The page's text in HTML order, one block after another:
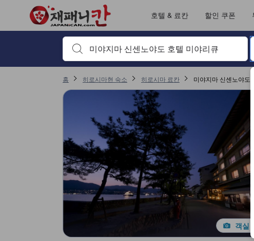
호텔 & 료칸 할인 쿠폰
검색하고 싶은 키워드나 숙소명을 입력하고 방향키나 탭 키를
홈 히로시마현 숙소 히로시마 료칸 미야지마 신센노야도
객실
재패니칸의 모든 이용후기는 숙소 이용후기 작성 전 숙소 예약에서부터 체크
출입/접근 서비스 평점 5점 만점에 4.8점. 히로시마 기준 높은 평점
위치 평점 5점 만점에 4.5점. 히로시마 기준 높은 평점
서비스 평점 5점 만점에 4.2점. 히로시마 기준 높은 평점
객실의 편안함 및 쾌적함 평점 5점 만점에 3.9점. 히로시마 기준 높은 평점
이용후기 페이지로 변경되었습니다 1
이용후기 페이지로 변경되었습니다 1